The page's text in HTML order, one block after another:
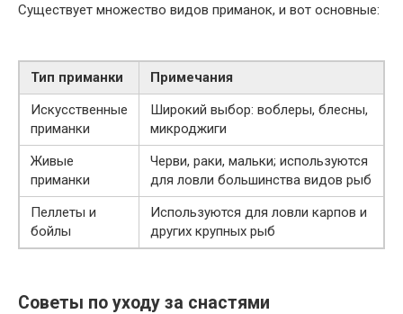
Существует множество видов приманок, и вот основные:
Тип приманки
Примечания
Искусственные
приманки
Широкий выбор: воблеры, блесны,
микроджиги
Живые
приманки
Черви, раки, мальки; используются
для ловли большинства видов рыб
Пеллеты и
бойлы
Используются для ловли карпов и
других крупных рыб
Советы по уходу за снастями